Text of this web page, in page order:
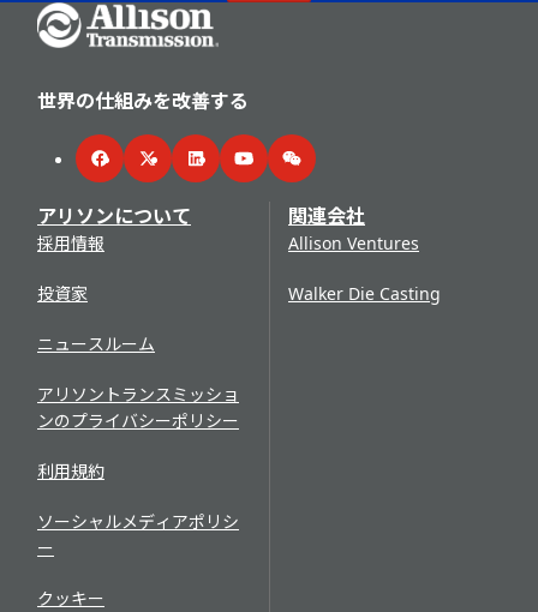
Go Home
世界の仕組みを改善する
FacebookTwitterLinkedInYouTubeWeChat
アリソンについて
採用情報
投資家
ニュースルーム
アリソントランスミッショ
ンのプライバシーポリシー
利用規約
ソーシャルメディアポリシ
ー
クッキー
関連会社
Allison Ventures
Walker Die Casting